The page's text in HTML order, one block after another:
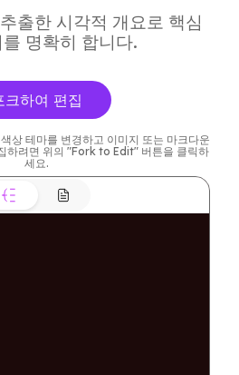
출한 시각적 개요로 핵심
명확히 합니다.
크하여 편집
상 테마를 변경하고 이미지 또는 마크다운
하려면 위의 "Fork to Edit" 버튼을 클릭하
세요.